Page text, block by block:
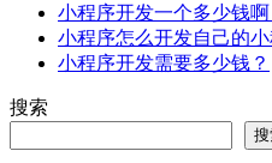
小程序开发一个多少钱
小程序怎么开发自己的
小程序开发需要多少钱？
搜索